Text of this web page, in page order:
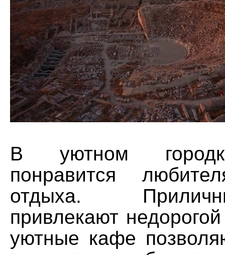
В уютном
понравится
отдыха.
привлекают
уютные кафе